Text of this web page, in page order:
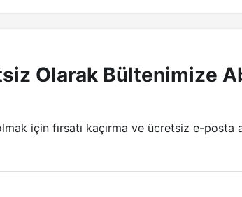
Olarak Bültenimize
için fırsatı kaçırma ve ücretsiz e-posta